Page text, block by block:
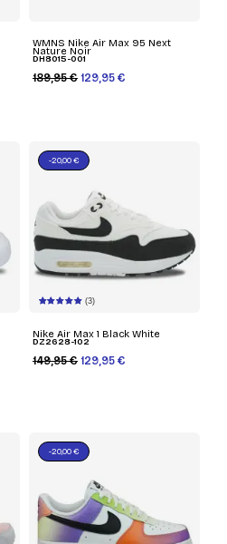
WMNS Nike Air Max 95 Next
Nature Noir
DH8015-001
189,95 € 129,95 €
(3)
Nike Air Max 1 Black White
DZ2628-102
149,95 € 129,95 €
-20,00 €
-20,00 €